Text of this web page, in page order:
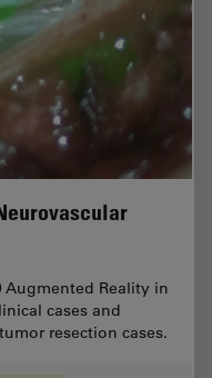
Augmented Reality in
cases and
resection cases.